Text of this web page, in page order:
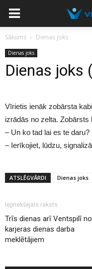
Sākums Dienas joks
Dienas joks
Dienas joks
Vīrietis ienāk zobārsta
izrādās no zelta. Zobārsts
– Un ko tad lai es te daru?
– Ierīkojiet, lūdzu,
ATSLĒGVĀRDI Dienas joks
Iepriekšējais raksts
Trīs dienas arī Ventspilī
karjeras dienas darba
meklētājiem